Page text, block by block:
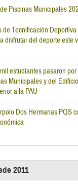
Piscinas Municipales
de Tecnificación
disfrutar del deporte este
estudiantes pasaron
Municipales y del
a la PAU
Dos Hermanas PQS
2011